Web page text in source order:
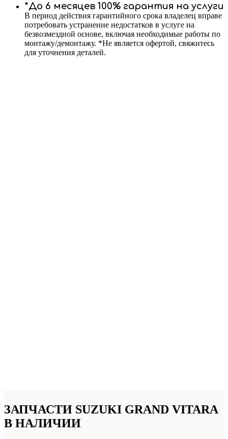
*До 6 месяцев 100% гарантия на услуги
В период действия гарантийного срока владелец вправе
потребовать устранение недостатков в услуге на
безвозмездной основе, включая необходимые работы по
монтажу/демонтажу. *Не является офертой, свяжитесь
для уточнения деталей.
ЗАПЧАСТИ SUZUKI GRAND VITARA
В НАЛИЧИИ